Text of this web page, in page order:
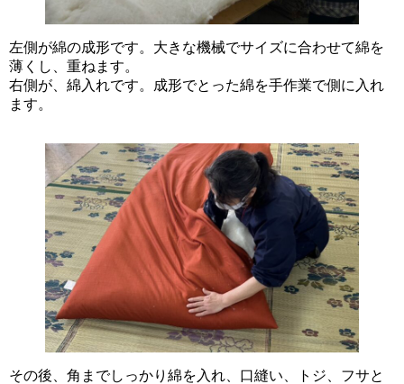
左側が綿の成形です。大きな機械でサイズに合わせて綿を
薄くし、重ねます。
右側が、綿入れです。成形でとった綿を手作業で側に入れ
ます。
その後、角までしっかり綿を入れ、口縫い、トジ、フサと